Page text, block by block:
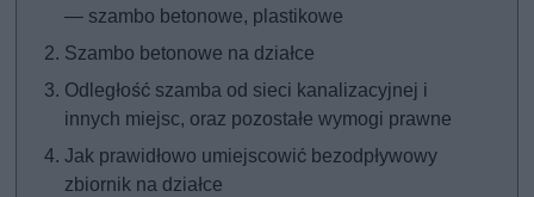
— szambo betonowe, plastikowe
Szambo betonowe na działce
Odległość szamba od sieci kanalizacyjnej i
innych miejsc, oraz pozostałe wymogi prawne
Jak prawidłowo umiejscowić bezodpływowy
zbiornik na działce